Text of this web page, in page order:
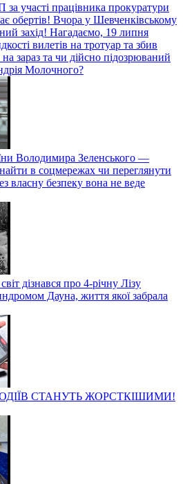
участі працівника прокуратури
обертів! Вчора у Шевченківському
захід! Нагадаємо, 19 липня
вилетів на тротуар та збив
зараз та чи дійсно підозрюваний
Молочного?
Володимира Зеленського —
в соцмережах чи переглянути
власну безпеку вона не веде
дізнався про 4-річну Лізу
Дауна, життя якої забрала
СТАНУТЬ ЖОРСТКІШИМИ!